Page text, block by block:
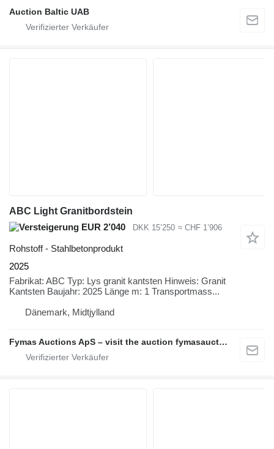
Auction Baltic UAB
ABC Light Granitbordstein
EUR 2’040
DKK 15’250 ≈ CHF 1’906
Rohstoff - Stahlbetonprodukt
2025
Fabrikat: ABC Typ: Lys granit kantsten Hinweis: Granit
Kantsten Baujahr: 2025 Länge m: 1 Transportmass...
Dänemark, Midtjylland
Fymas Auctions ApS – visit the auction fymasauctions.dk